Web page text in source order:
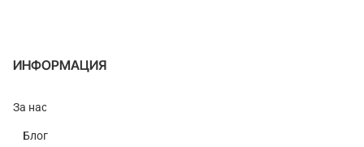
ИНФОРМАЦИЯ
За нас
Блог